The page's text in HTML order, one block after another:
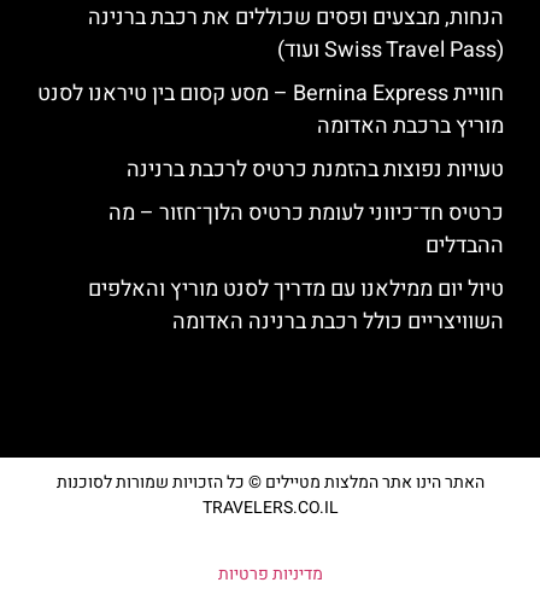
הנחות, מבצעים ופסים שכוללים את רכבת ברנינה
(Swiss Travel Pass ועוד)
חוויית Bernina Express – מסע קסום בין טיראנו לסנט
מוריץ ברכבת האדומה
טעויות נפוצות בהזמנת כרטיס לרכבת ברנינה
כרטיס חד־כיווני לעומת כרטיס הלוך־חזור – מה
ההבדלים
טיול יום ממילאנו עם מדריך לסנט מוריץ והאלפים
השוויצריים כולל רכבת ברנינה האדומה
האתר הינו אתר המלצות מטיילים © כל הזכויות שמורות לסוכנות
TRAVELERS.CO.IL
מדיניות פרטיות